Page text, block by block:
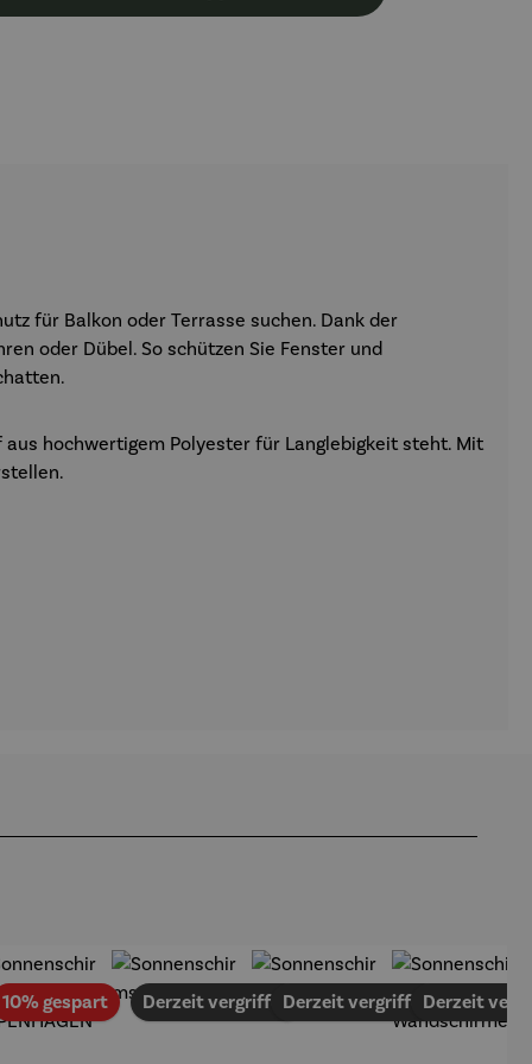
für Balkon oder Terrasse suchen. Dank der
oder Dübel. So schützen Sie Fenster und
hochwertigem Polyester für Langlebigkeit steht. Mit
10% gespartRabattDerzeit vergriffenDerzeit vergriffenDerzeit